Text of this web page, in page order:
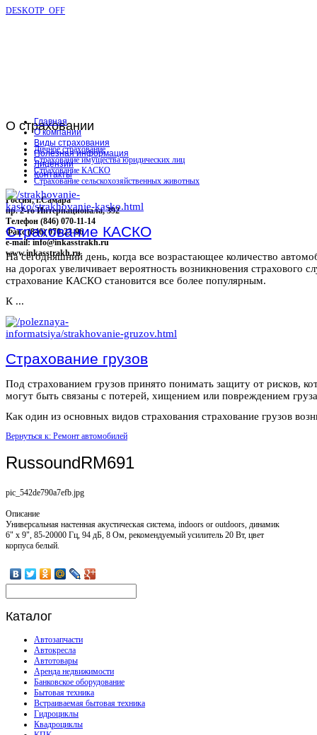
DESKOTP_OFF
О страховании
Личное страхование
Страхование имущества юридических лиц
Страхование КАСКО
Страхование сельскохозяйственных животных
Россия, г.Самара
пр. 2-го Интернационала, 392
Телефон (846) 070-11-14
Факс (846) 070-23-96
e-mail: info@inkasstrakh.ru
www.inkasstrakh.ru
Главная
О компании
Виды страхования
Полезная информация
Лицензии
Контакты
Страхование КАСКО
На сегодняшний день, когда все возрастающее количество
на дорогах увеличивает вероятность возникновения страхового
страхование КАСКО становится все более популярным.
К ...
Страхование грузов
Под страхованием грузов принято понимать защиту от рисков,
могут быть связаны с потерей, хищением или повреждением
Как один из основных видов страхования страхование грузов
Вернуться к: Ремонт автомобилей
RussoundRM691
pic_542de790a7efb.jpg
Описание
Универсальная настенная акустическая система, indoors or outdoors, динамик
6" х 9", 85-20000 Гц, 94 дБ, 8 Ом, рекомендуемый усилитель 20 Вт, цвет
корпуса белый.
Каталог
Автозапчасти
Автокресла
Автотовары
Аренда недвижимости
Банковское оборудование
Бытовая техника
Встраиваемая бытовая техника
Гидроциклы
Квадроциклы